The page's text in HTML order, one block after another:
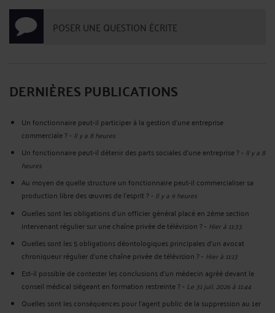
POSER UNE QUESTION ÉCRITE
DERNIÈRES PUBLICATIONS
Un fonctionnaire peut-il participer à la gestion d’une entreprise
commerciale ?- Il y a 8 heures
Un fonctionnaire peut-il détenir des parts sociales d’une entreprise ?- Il y a 8
heures
Au moyen de quelle structure un fonctionnaire peut-il commercialiser sa
production libre des œuvres de l’esprit ?- Il y a 9 heures
Quelles sont les obligations d’un officier général placé en 2ème section
intervenant régulier sur une chaîne privée de télévision ?- Hier à 11:33
Quelles sont les 5 obligations déontologiques principales d’un avocat
chroniqueur régulier d’une chaîne privée de télévision ?- Hier à 11:13
Est-il possible de contester les conclusions d’un médecin agréé devant le
conseil médical siégeant en formation restreinte ?- Le 31 juil. 2026 à 11:44
Quelles sont les conséquences pour l’agent public de la suppression au 1er